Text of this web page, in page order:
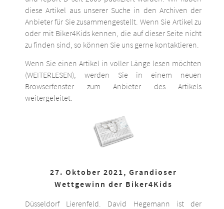
diese Artikel aus unserer Suche in den Archiven der
Anbieter für Sie zusammengestellt. Wenn Sie Artikel zu
oder mit Biker4Kids kennen, die auf dieser Seite nicht
zu finden sind, so können Sie uns gerne kontaktieren.
Wenn Sie einen Artikel in voller Länge lesen möchten
(WEITERLESEN), werden Sie in einem neuen
Browserfenster zum Anbieter des Artikels
weitergeleitet.
27. Oktober 2021, Grandioser
Wettgewinn der Biker4Kids
Düsseldorf Lierenfeld. David Hegemann ist der